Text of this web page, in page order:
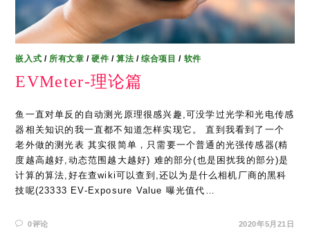
嵌入式 / 所有文章 /硬件 /算法 /综合项目 / 软件
EVMeter-理论篇
鱼一直对单反的自动测光原理很感兴趣,可没学过光学和光电传感
器相关知识的我一直都不知道怎样实现它。 直到我看到了一个
老外做的测光表 其实很简单，只需要一个普通的光强传感器(精
度越高越好,动态范围越大越好) 难的部分(也是困扰我的部分)是
计算的算法,好在查wiki可以查到,还以为是什么相机厂商的黑科
技呢(23333 EV-Exposure Value 曝光值代…
0评论 2020年5月21日